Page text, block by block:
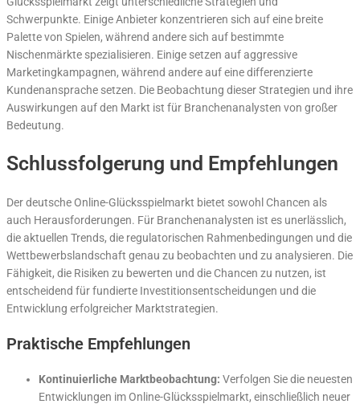
Schwerpunkte. Einige Anbieter konzentrieren sich auf eine breite
Palette von Spielen, während andere sich auf bestimmte
Nischenmärkte spezialisieren. Einige setzen auf aggressive
Marketingkampagnen, während andere auf eine differenzierte
Kundenansprache setzen. Die Beobachtung dieser Strategien und ihre
Auswirkungen auf den Markt ist für Branchenanalysten von großer
Bedeutung.
Schlussfolgerung und Empfehlungen
Der deutsche Online-Glücksspielmarkt bietet sowohl Chancen als
auch Herausforderungen. Für Branchenanalysten ist es unerlässlich,
die aktuellen Trends, die regulatorischen Rahmenbedingungen und die
Wettbewerbslandschaft genau zu beobachten und zu analysieren. Die
Fähigkeit, die Risiken zu bewerten und die Chancen zu nutzen, ist
entscheidend für fundierte Investitionsentscheidungen und die
Entwicklung erfolgreicher Marktstrategien.
Praktische Empfehlungen
Kontinuierliche Marktbeobachtung: Verfolgen Sie die neuesten
Entwicklungen im Online-Glücksspielmarkt, einschließlich neuer